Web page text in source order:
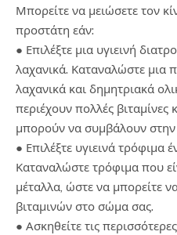
Μπορείτε να μειώσετε τον
προστάτη εάν:
● Επιλέξτε μια υγιεινή
λαχανικά. Καταναλώστε μια
λαχανικά και δημητριακά
περιέχουν πολλές βιταμίνες
μπορούν να συμβάλουν στην
● Επιλέξτε υγιεινά τρόφιμα
Καταναλώστε τρόφιμα που
μέταλλα, ώστε να μπορείτε
βιταμινών στο σώμα σας.
● Ασκηθείτε τις